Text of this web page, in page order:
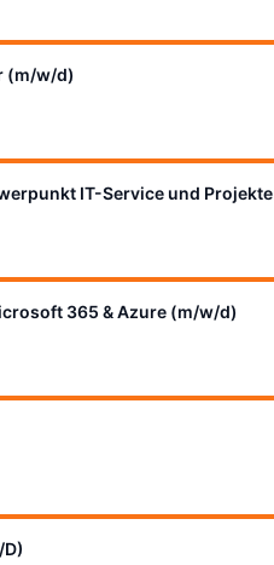
(m/w/d)
IT-Service und Projekte
365 & Azure (m/w/d)